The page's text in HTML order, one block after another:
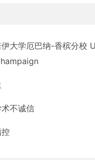
伊大学厄巴纳-香槟分校
不诚信